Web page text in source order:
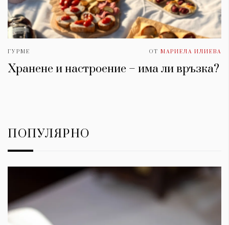
ГУРМЕ ОТ МАРИЕЛА ИЛИЕВА
Хранене и настроение – има ли връзка?
ПОПУЛЯРНО